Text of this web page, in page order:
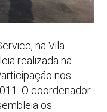
na Vila
realizada na
nos
O coordenador
os